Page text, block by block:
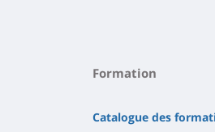
Formation
Catalogue des